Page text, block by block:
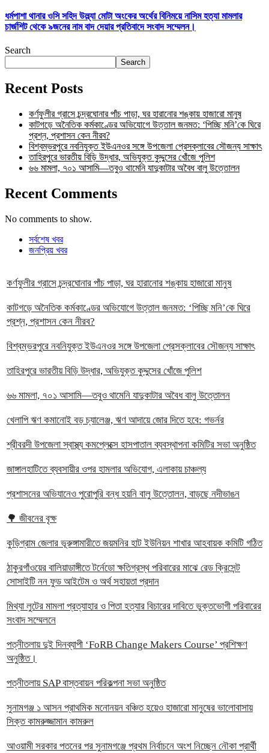
ধর্মপাশা থানার ওসি সহিদ উল্ল্যা মোটা অংকের অর্থের বিনিময়ে নাসিম হত্যা মামলার
চার্জশিট থেকে ৯জনের নাম বাদ দেয়ার প্রতিবাদে সংবাদ সম্মেলন।
Search
Search
Recent Posts
কর্ণফুলীর গ্রাসে চন্দ্রঘোনার পাঁচ পাড়া, ঘর হারানোর শঙ্কায় হাজারো মানুষ
কাটগড়ে অনৈতিক কর্মকাণ্ডের অভিযোগে উত্তাল জনমত: ‘পিচ্ছি মনি’কে ঘিরে
প্রশ্ন, প্রশাসন কেন নীরব?
বিশ্বম্ভরপুরে নবনিযুক্ত ইউএনওর সঙ্গে উপজেলা প্রেসক্লাবের সৌজন্য সাক্ষাৎ
তাহিরপুরে ভারতীয় বিড়ি উদ্ধার, অভিযুক্ত কুদ্দুসের খোঁজে পুলিশ
৬৬ মামলা, ৭০১ আসামি—তবুও থামেনি যাদুকাটার অবৈধ বালু উত্তোলন
Recent Comments
No comments to show.
সর্বশেষ খবর
জনপ্রিয় খবর
কর্ণফুলীর গ্রাসে চন্দ্রঘোনার পাঁচ পাড়া, ঘর হারানোর শঙ্কায় হাজারো মানুষ
কাটগড়ে অনৈতিক কর্মকাণ্ডের অভিযোগে উত্তাল জনমত: ‘পিচ্ছি মনি’কে ঘিরে
প্রশ্ন, প্রশাসন কেন নীরব?
বিশ্বম্ভরপুরে নবনিযুক্ত ইউএনওর সঙ্গে উপজেলা প্রেসক্লাবের সৌজন্য সাক্ষাৎ
তাহিরপুরে ভারতীয় বিড়ি উদ্ধার, অভিযুক্ত কুদ্দুসের খোঁজে পুলিশ
৬৬ মামলা, ৭০১ আসামি—তবুও থামেনি যাদুকাটার অবৈধ বালু উত্তোলন
খেলাপি ঋণ কমানোই বড় চ্যালেঞ্জ, ঋণ আদায়ে জোর দিতে হবে: গভর্নর
শ্রীবরদী উপজেলা স্বাস্থ্য কমপ্লেক্সে হাসপাতাল ব্যবস্থাপনা কমিটির সভা অনুষ্ঠিত
জাঙ্গালহাটিতে ব্যবসায়ীর ওপর হামলার অভিযোগ, এলাকায় চাঞ্চল্য
প্রশাসনের অভিযানেও পুরোপুরি বন্ধ হয়নি বালু উত্তোলন, বাড়ছে নদীভাঙন
🌳 জীবনের বৃক্ষ
কুড়িগ্রাম জেলার ভূরুঙ্গামারীতে জয়মনির হাট ইউনিয়ন শাখার আহবায়ক কমিটি গঠিত
ঠাকুরগাঁওয়ের বালিয়াডাঙ্গীতে টর্নেডো ক্ষতিগ্রস্থ পরিবারের মাঝে রেড ক্রিসেন্ট
সোসাইটি নন ফুড আইটেম ও অর্থ সহায়তা প্রদান
‎মিথ্যা লুটের মামলা প্রত্যাহার ও পিতা হত্যার বিচারের দাবিতে ভুক্তভোগী পরিবারের
সংবাদ সম্মেলনে
পত্নীতলায় দুই দিনব্যাপী ‘FoRB Change Makers Course’ প্রশিক্ষণ
অনুষ্ঠিত।
পত্নীতলায় SAP বাস্তবায়ন পরিকল্পনা সভা অনুষ্ঠিত
সুনামগঞ্জ ১ আসন প্রাথমিক মনোনয়ন বঞ্চিত হয়েও হাজারো মানুষের ভালোবাসায়
সিক্ত কামরুজ্জামান কামরুল
‎আওয়ামী সরকার পতনের পর সুনামগঞ্জে প্রথম নির্বাচনে অংশ নিচ্ছেন নৌকা প্রার্থী